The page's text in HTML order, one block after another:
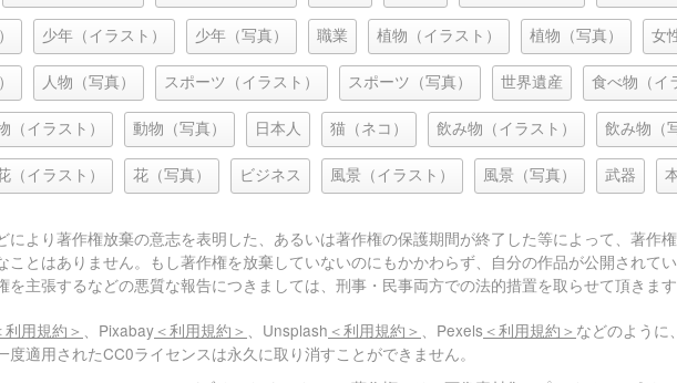
少年（イラスト） 少年（写真） 職業 植物（イラスト） 植物（写真） 女
人物（写真） スポーツ（イラスト） スポーツ（写真） 世界遺産 食べ物（イ
（イラスト） 動物（写真） 日本人 猫（ネコ） 飲み物（イラスト） 飲み物（
（イラスト） 花（写真） ビジネス 風景（イラスト） 風景（写真） 武器
により著作権放棄の意志を表明した、あるいは著作権の保護期間が終了した等によって、著作
ことはありません。もし著作権を放棄していないのにもかかわらず、自分の作品が公開され
主張するなどの悪質な報告につきましては、刑事・民事両方での法的措置を取らせて頂きます
利用規約＞ 、Pixabay ＜利用規約＞ 、Unsplash ＜利用規約＞ 、Pexels ＜利用規約＞ などのように
適用されたCC0ライセンスは永久に取り消すことができません。